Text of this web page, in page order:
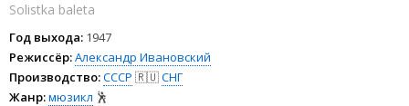
Solistka baleta
Год выхода: 1947
Режиссёр:Александр Ивановский
Производство:СССР 🇷🇺СНГ
Жанр:мюзикл 🕺